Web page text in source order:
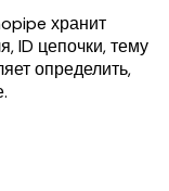
хранит
ID цепочки, тему
определить,